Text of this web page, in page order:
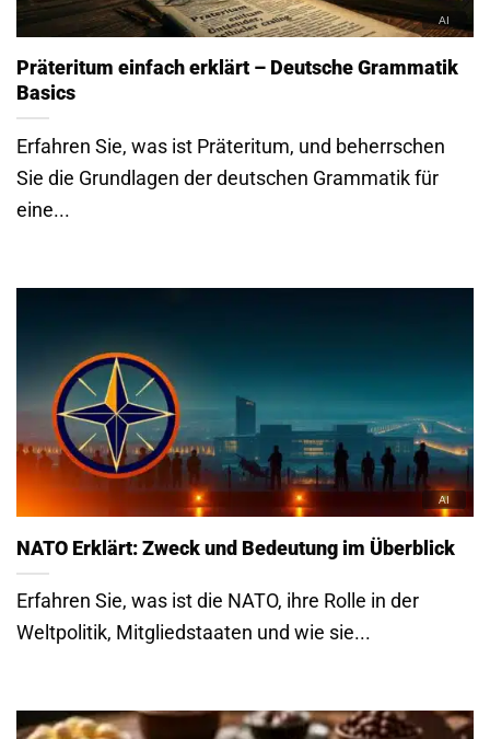
Präteritum einfach erklärt – Deutsche Grammatik
Basics
Erfahren Sie, was ist Präteritum, und beherrschen
Sie die Grundlagen der deutschen Grammatik für
eine...
NATO Erklärt: Zweck und Bedeutung im Überblick
Erfahren Sie, was ist die NATO, ihre Rolle in der
Weltpolitik, Mitgliedstaaten und wie sie...